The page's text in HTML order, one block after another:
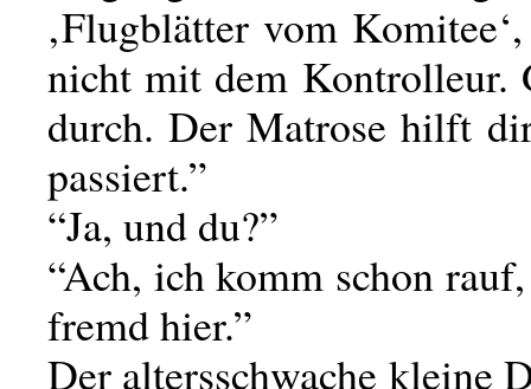
‚Flugblätter vom
nicht mit dem Kontrolleur.
durch. Der Matrose hilft
passiert.”
“Ja, und du?”
“Ach, ich komm schon
fremd hier.”
Der altersschwache kleine